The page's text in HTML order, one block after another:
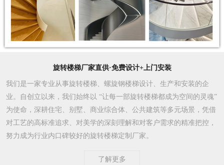
旋转楼梯厂家直供·免费设计+上门安装
我们是一家专业从事旋转楼梯、螺旋钢楼梯设计、生产和安装的企
业。自创立以来，我们始终以 “让每一部旋转楼梯都成为空间的灵魂”
为使命，深耕住宅、别墅、商业综合体、公共建筑等多元场景，凭借
对工艺的高标准追求、对美学的深刻理解和对客户需求的精准把控，
努力成为行业内口碑较好的旋转楼梯定制厂家。​
了解更多